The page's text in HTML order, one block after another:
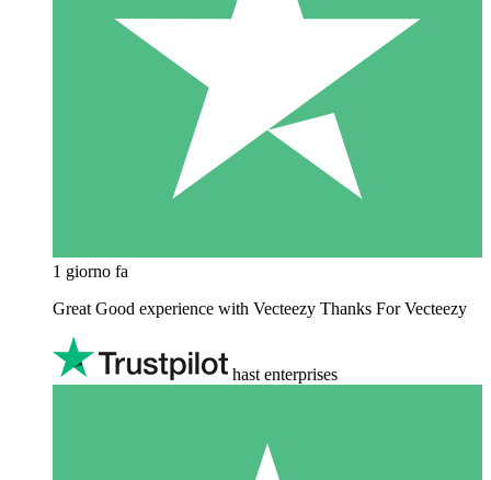
1 giorno fa
Great Good experience with Vecteezy Thanks For Vecteezy
hast enterprises